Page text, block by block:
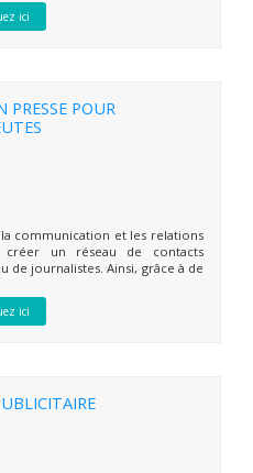
ici
PRESSE POUR
la communication et les relations
un réseau de contacts
de journalistes. Ainsi, grâce à de
ici